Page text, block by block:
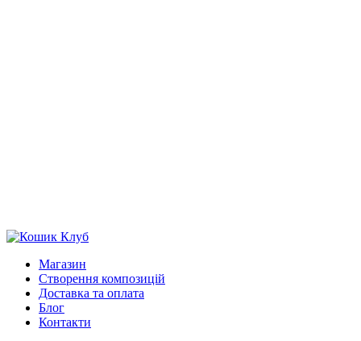
Магазин
Створення композицій
Доставка та оплата
Блог
Контакти